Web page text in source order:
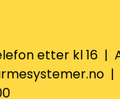
etter kl 16 |
|